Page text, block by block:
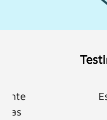
Es la segunda
siempre